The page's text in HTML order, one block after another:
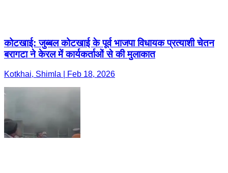
कोटखाई: जुब्बल कोटखाई के पूर्व भाजपा विधायक प्रत्याशी चेतन
बरागटा ने केरल में कार्यकर्ताओं से की मुलाकात
Kotkhai, Shimla | Feb 18, 2026